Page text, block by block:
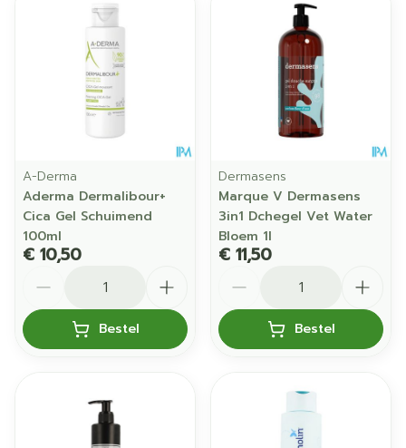
A-Derma
Aderma Dermalibour+
Cica Gel Schuimend
100ml
€ 10,50
Bestel
Dermasens
Marque V Dermasens
3in1 Dchegel Vet Water
Bloem 1l
€ 11,50
Bestel